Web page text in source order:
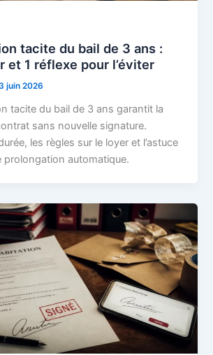
tacite du bail de 3 ans :
et 1 réflexe pour l’éviter
juin 2026
tacite du bail de 3 ans garantit la
sans nouvelle signature.
les règles sur le loyer et l’astuce
prolongation automatique.